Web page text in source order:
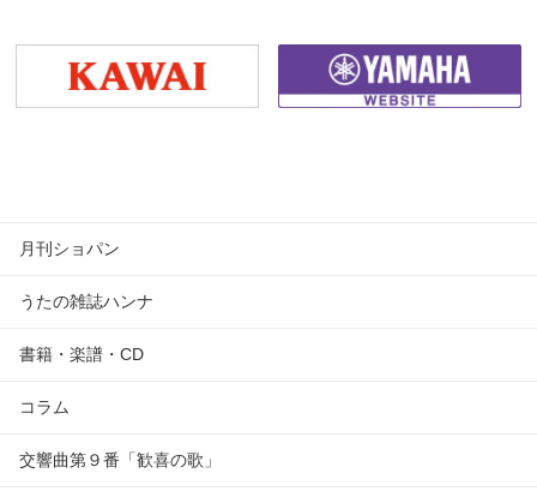
月刊ショパン
うたの雑誌ハンナ
書籍・楽譜・CD
コラム
交響曲第９番「歓喜の歌」